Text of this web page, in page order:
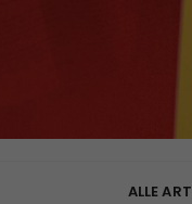
ALLE